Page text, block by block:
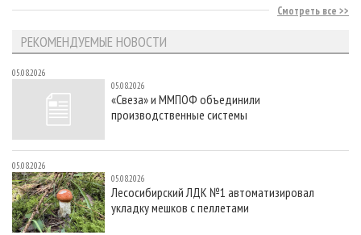
Смотреть все
РЕКОМЕНДУЕМЫЕ НОВОСТИ
05.08.2026
05.08.2026
«Свеза» и ММПОФ объединили
производственные системы
05.08.2026
05.08.2026
Лесосибирский ЛДК №1 автоматизировал
укладку мешков с пеллетами